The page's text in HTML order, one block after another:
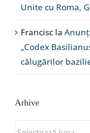
Unite cu Roma,
Francisc la
„Codex
călugărilor
Arhive
Arhive